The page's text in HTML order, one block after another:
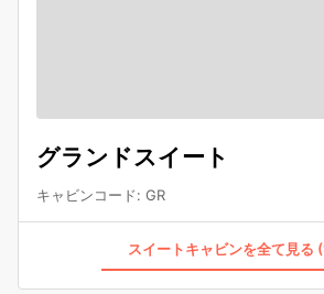
グランドスイート
キャビンコード: GR
スイートキャビンを全て見る